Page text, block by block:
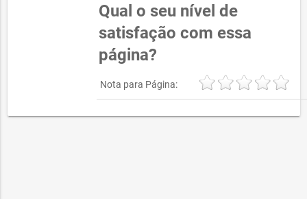
Qual o seu nível de
satisfação com essa
página?
Nota para Página: